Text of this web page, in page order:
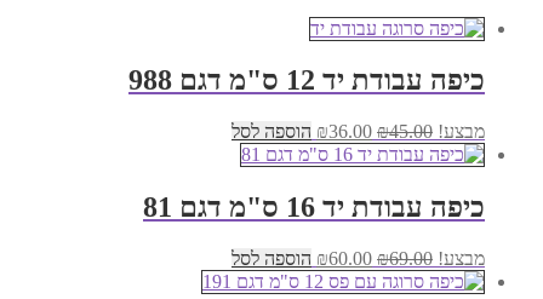
כיפה עבודת יד 12 ס"מ דגם 988
מבצע! ₪45.00
המחיר
המקורי
היה:
₪45.00.
₪36.00
המחיר
הנוכחי
הוא:
₪36.00.
הוספה לסל
כיפה עבודת יד 16 ס"מ דגם 81
מבצע! ₪69.00
המחיר
המקורי
₪60.00
המחיר
הנוכחי
הוספה לסל